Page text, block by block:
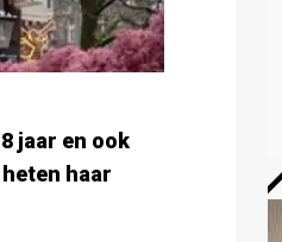
jaar en ook
haar